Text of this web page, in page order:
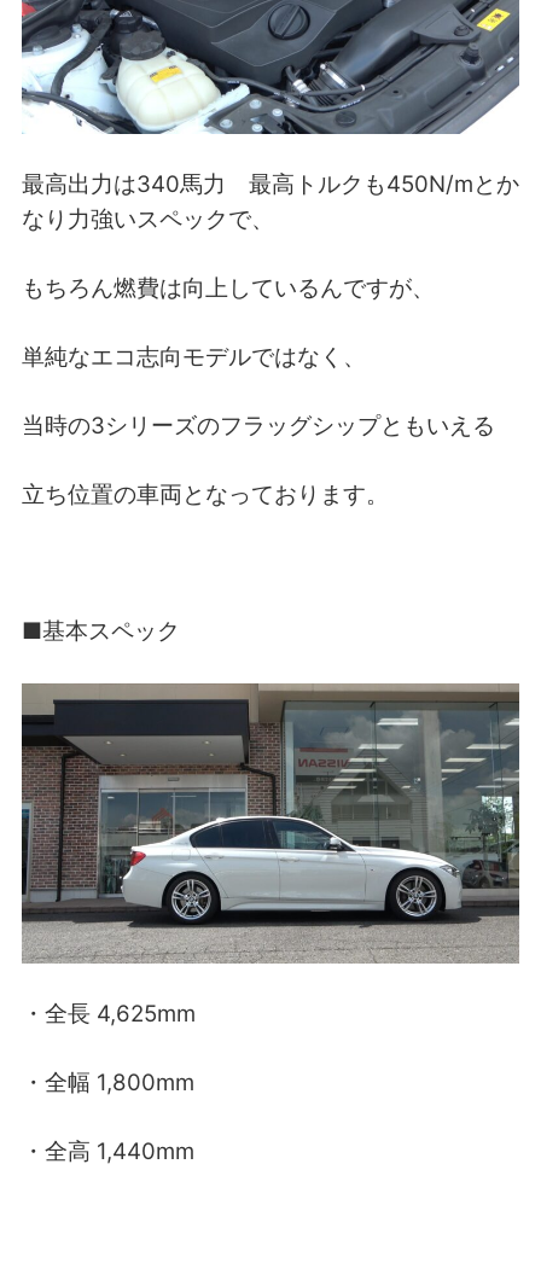
最高出力は340馬力 最高トルクも450N/mとか
なり力強いスペックで、
もちろん燃費は向上しているんですが、
単純なエコ志向モデルではなく、
当時の3シリーズのフラッグシップともいえる
立ち位置の車両となっております。
■基本スペック
・全長 4,625mm
・全幅 1,800mm
・全高 1,440mm